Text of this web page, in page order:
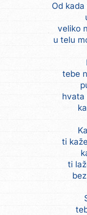
Od
veliko
u telu
tebe
hvata
ti
ti